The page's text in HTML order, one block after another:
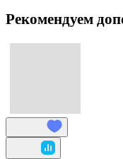
Рекомендуем